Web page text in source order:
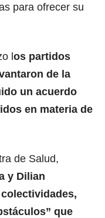
para ofrecer su
los partidos
de la
un acuerdo
en materia de
de Salud,
y Dilian
que